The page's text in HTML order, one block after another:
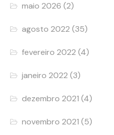
maio 2026 (2)
agosto 2022 (35)
fevereiro 2022 (4)
janeiro 2022 (3)
dezembro 2021 (4)
novembro 2021 (5)